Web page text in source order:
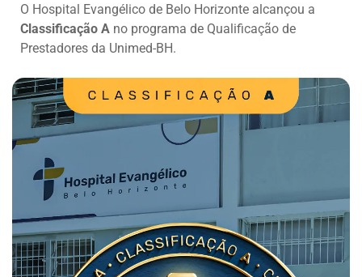
O Hospital Evangélico de Belo Horizonte alcançou a
Classificação A no programa de Qualificação de
Prestadores da Unimed-BH.